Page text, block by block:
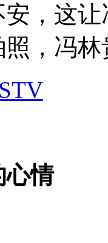
夜将其击毙
拳打脚踢
，这
，冯
心情